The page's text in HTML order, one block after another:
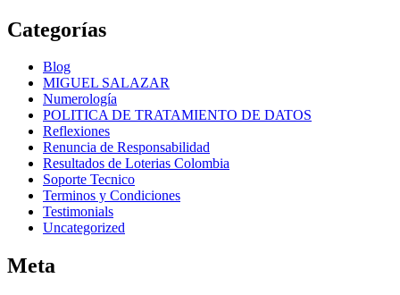
Categorías
Blog
MIGUEL SALAZAR
Numerología
POLITICA DE TRATAMIENTO DE DATOS
Reflexiones
Renuncia de Responsabilidad
Resultados de Loterias Colombia
Soporte Tecnico
Terminos y Condiciones
Testimonials
Uncategorized
Meta